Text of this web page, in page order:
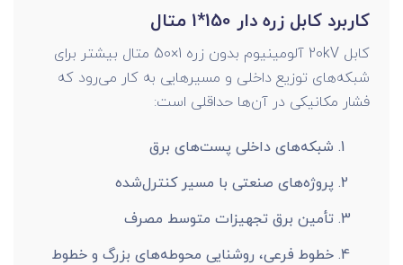
کاربرد کابل زره دار 150*1 متال
کابل 20kV آلومینیوم بدون زره 1×50 متال بیشتر برای
شبکه‌های توزیع داخلی و مسیرهایی به کار می‌رود که
فشار مکانیکی در آن‌ها حداقلی است:
شبکه‌های داخلی پست‌های برق
پروژه‌های صنعتی با مسیر کنترل‌شده
تأمین برق تجهیزات متوسط مصرف
خطوط فرعی، روشنایی محوطه‌های بزرگ و خطوط